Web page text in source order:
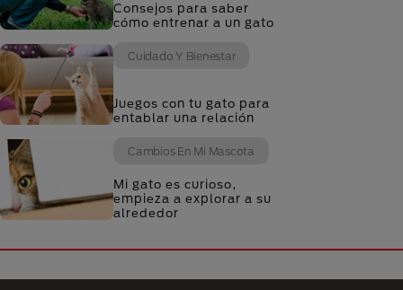
Consejos para saber
cómo entrenar a un gato
Cuidado Y Bienestar
Juegos con tu gato para
entablar una relación
Cambios En Mi Mascota
Mi gato es curioso,
empieza a explorar a su
alrededor